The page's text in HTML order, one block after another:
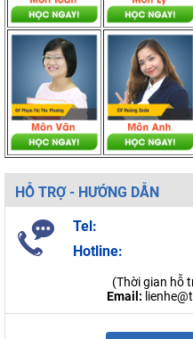
HỖ TRỢ - HƯỚNG DẪN
Tel:
Hotline:
(Thời gian hỗ
Email: